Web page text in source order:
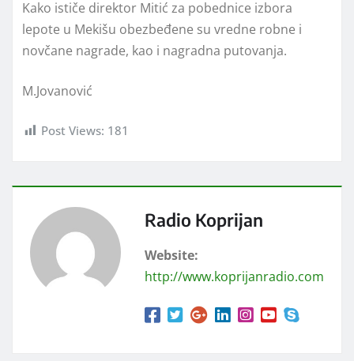
Kako ističe direktor Mitić za pobednice izbora
lepote u Mekišu obezbeđene su vredne robne i
novčane nagrade, kao i nagradna putovanja.
M.Jovanović
Post Views: 181
Radio Koprijan
Website:
http://www.koprijanradio.com